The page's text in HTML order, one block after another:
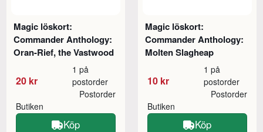
Magic löskort:
Commander Anthology:
Oran-Rief, the Vastwood
20 kr
1 på
postorder
Butiken
Postorder
Köp
Magic löskort:
Commander Anthology:
Molten Slagheap
10 kr
1 på
postorder
Butiken
Postorder
Köp